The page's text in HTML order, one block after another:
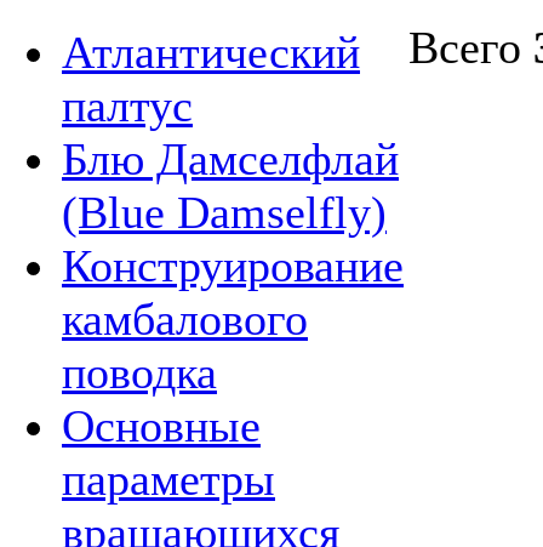
Атлантический
палтус
Блю Дамселфлай
(Blue Damselfly)
Конструирование
камбалового
поводка
Основные
параметры
вращающихся
Всего